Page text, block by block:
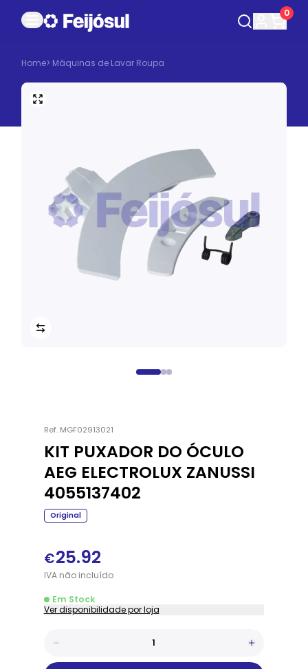
0
Home> Máquinas de Lavar Roupa
Ref. MGF02913021
KIT PUXADOR DO ÓCULO
AEG ELECTROLUX ZANUSSI
4055137402
Original
€25.92
IVAnãoincluído
Em Stock
Ver disponibilidade por loja